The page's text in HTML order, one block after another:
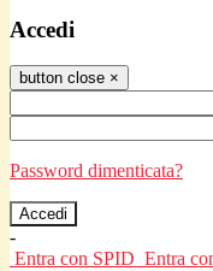
Accedi
button close ×
Password dimenticata?
-
Entra con SPID Entra